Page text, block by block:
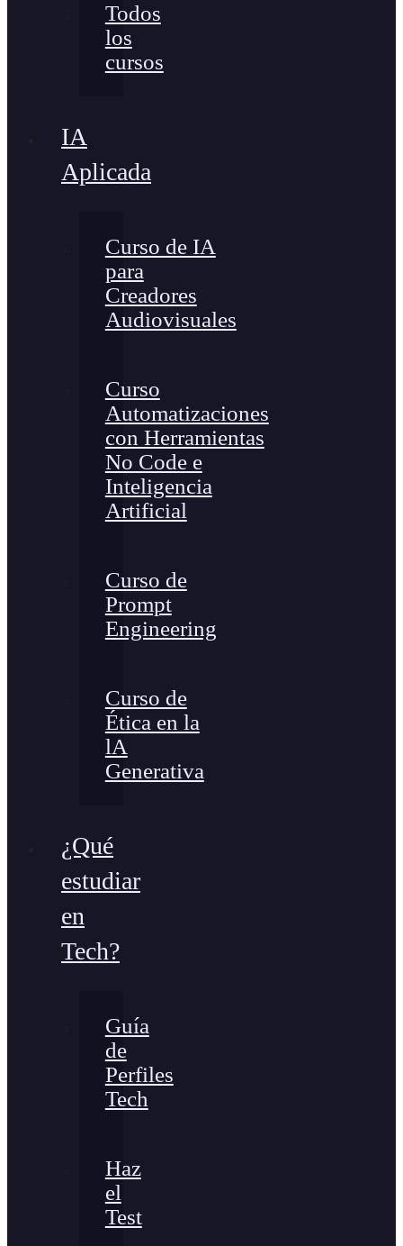
Todos
los
cursos
IA
Aplicada
Curso de IA
para
Creadores
Audiovisuales
Curso
Automatizaciones
con Herramientas
No Code e
Inteligencia
Artificial
Curso de
Prompt
Engineering
Curso de
Ética en la
lA
Generativa
¿Qué
estudiar
en
Tech?
Guía
de
Perfiles
Tech
Haz
el
Test